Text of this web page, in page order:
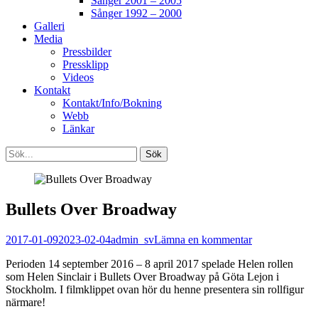
Sånger 1992 – 2000
Galleri
Media
Pressbilder
Pressklipp
Videos
Kontakt
Kontakt/Info/Bokning
Webb
Länkar
Search
Sök
efter:
Bullets Over Broadway
Publicerat
2017-01-092023-02-04Författare
admin_svLämna en kommentar
Perioden 14 september 2016 – 8 april 2017 spelade Helen rollen
som Helen Sinclair i Bullets Over Broadway på Göta Lejon i
Stockholm. I filmklippet ovan hör du henne presentera sin rollfigur
närmare!